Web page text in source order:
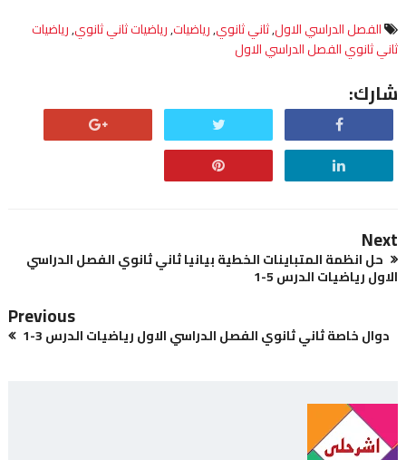
الفصل الدراسي الاول,ثاني ثانوي,رياضيات,رياضيات ثاني ثانوي,رياضيات
ثاني ثانوي الفصل الدراسي الاول
شارك:
Next
حل انظمة المتباينات الخطية بيانيا ثاني ثانوي الفصل الدراسي
الاول رياضيات الدرس 5-1
Previous
دوال خاصة ثاني ثانوي الفصل الدراسي الاول رياضيات الدرس 3-1